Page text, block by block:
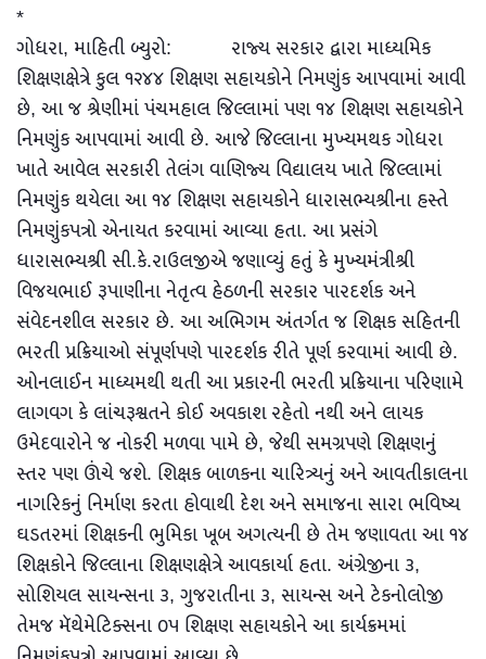
*
ગોધરા, માહિતી બ્યુરો: રાજ્ય સરકાર દ્વારા માધ્યમિક
શિક્ષણક્ષેત્રે કુલ ૧૨૪૪ શિક્ષણ સહાયકોને નિમણુંક આપવામાં આવી
છે, આ જ શ્રેણીમાં પંચમહાલ જિલ્લામાં પણ ૧૪ શિક્ષણ સહાયકોને
નિમણુંક આપવામાં આવી છે. આજે જિલ્લાના મુખ્યમથક ગોધરા
ખાતે આવેલ સરકારી તેલંગ વાણિજ્ય વિદ્યાલય ખાતે જિલ્લામાં
નિમણુંક થયેલા આ ૧૪ શિક્ષણ સહાયકોને ધારાસભ્યશ્રીના હસ્તે
નિમણુંકપત્રો એનાયત કરવામાં આવ્યા હતા. આ પ્રસંગે
ધારાસભ્યશ્રી સી.કે.રાઉલજીએ જણાવ્યું હતું કે મુખ્યમંત્રીશ્રી
વિજયભાઈ રૂપાણીના નેતૃત્વ હેઠળની સરકાર પારદર્શક અને
સંવેદનશીલ સરકાર છે. આ અભિગમ અંતર્ગત જ શિક્ષક સહિતની
ભરતી પ્રક્રિયાઓ સંપૂર્ણપણે પારદર્શક રીતે પૂર્ણ કરવામાં આવી છે.
ઓનલાઈન માધ્યમથી થતી આ પ્રકારની ભરતી પ્રક્રિયાના પરિણામે
લાગવગ કે લાંચરૂશ્વતને કોઈ અવકાશ રહેતો નથી અને લાયક
ઉમેદવારોને જ નોકરી મળવા પામે છે, જેથી સમગ્રપણે શિક્ષણનું
સ્તર પણ ઊંચે જશે. શિક્ષક બાળકના ચારિત્ર્યનું અને આવતીકાલના
નાગરિકનું નિર્માણ કરતા હોવાથી દેશ અને સમાજના સારા ભવિષ્ય
ઘડતરમાં શિક્ષકની ભુમિકા ખૂબ અગત્યની છે તેમ જણાવતા આ ૧૪
શિક્ષકોને જિલ્લાના શિક્ષણક્ષેત્રે આવકાર્યા હતા. અંગ્રેજીના ૩,
સોશિયલ સાયન્સના ૩, ગુજરાતીના ૩, સાયન્સ અને ટેકનોલોજી
તેમજ મૅથેમેટિક્સના ૦૫ શિક્ષણ સહાયકોને આ કાર્યક્રમમાં